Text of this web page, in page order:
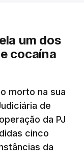
de 50 por
reapreciação,
Escola
esteja
últimos dias,
a ser
"Será
um dos
cocaína
morto na sua
de
da PJ
cinco
da